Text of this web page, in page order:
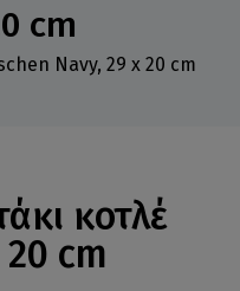
cm
Navy, 29 x 20 cm
κοτλέ
cm